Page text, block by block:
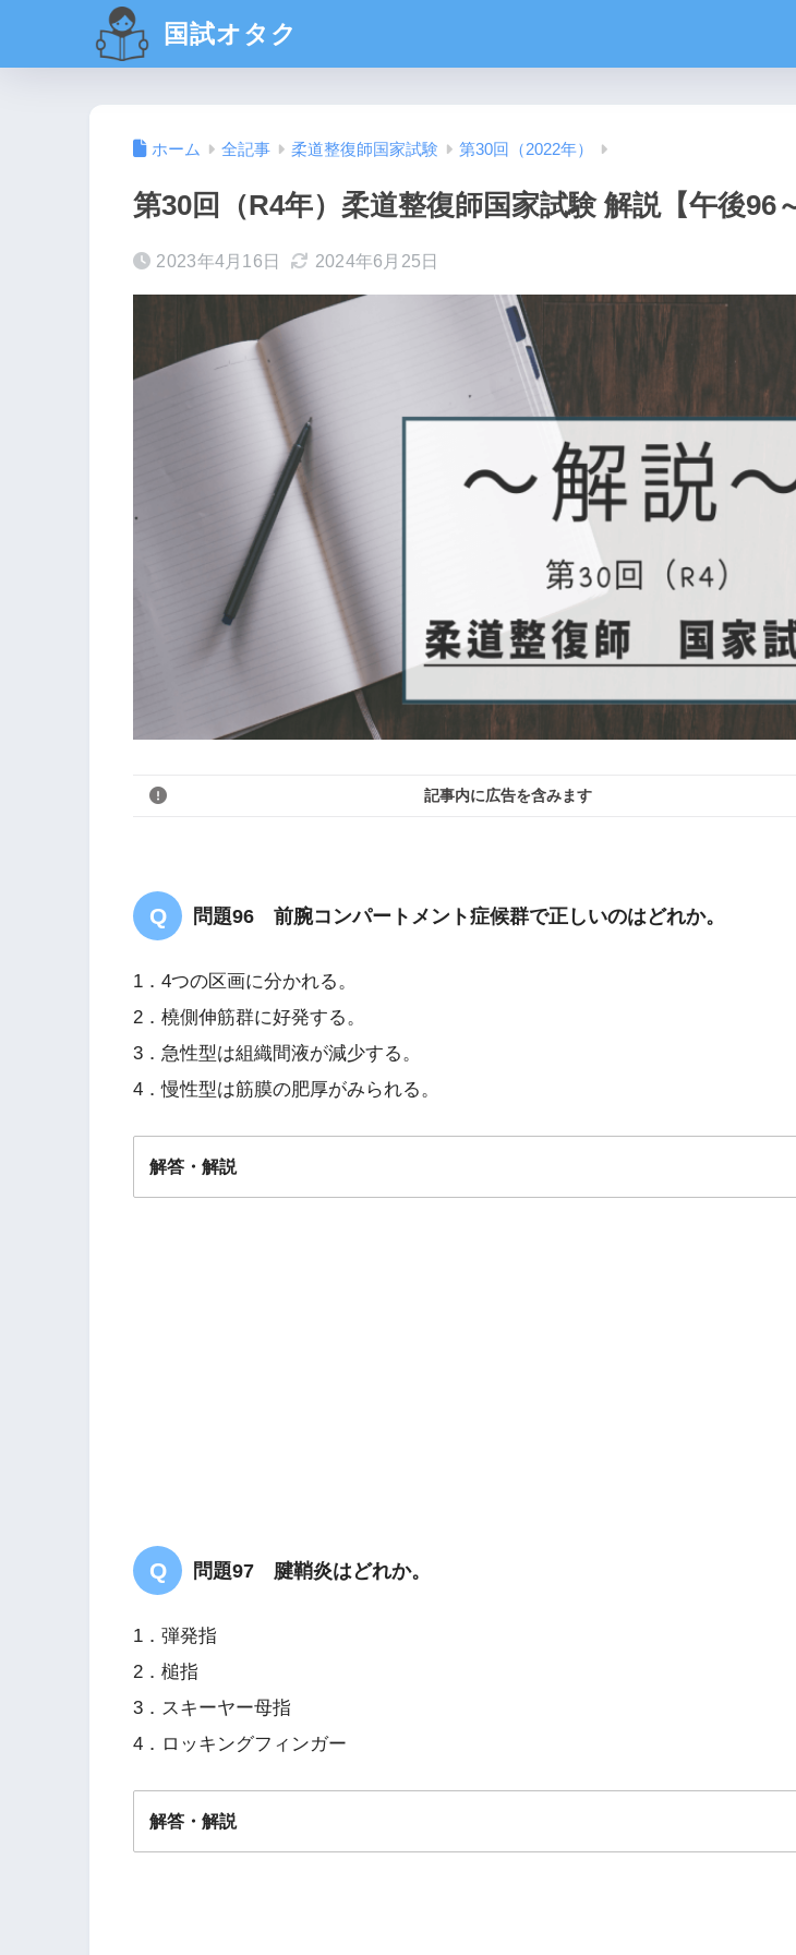
国試オタク
ホーム 全記事 柔道整復師国家試験 第30回（2022年）
第30回（R4年）柔道整復師国家試験 解説【午後96
2023年4月16日 2024年6月25日
記事内に広告を含みます
問題96 前腕コンパートメント症候群で正しいのはどれか。
1．4つの区画に分かれる。
2．橈側伸筋群に好発する。
3．急性型は組織間液が減少する。
4．慢性型は筋膜の肥厚がみられる。
解答・解説
問題97 腱鞘炎はどれか。
1．弾発指
2．槌指
3．スキーヤー母指
4．ロッキングフィンガー
解答・解説